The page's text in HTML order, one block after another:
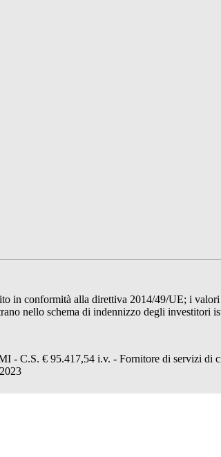
in conformità alla direttiva 2014/49/UE; i
nello schema di indennizzo degli investitori
C.S. € 95.417,54 i.v. - Fornitore di servizi di